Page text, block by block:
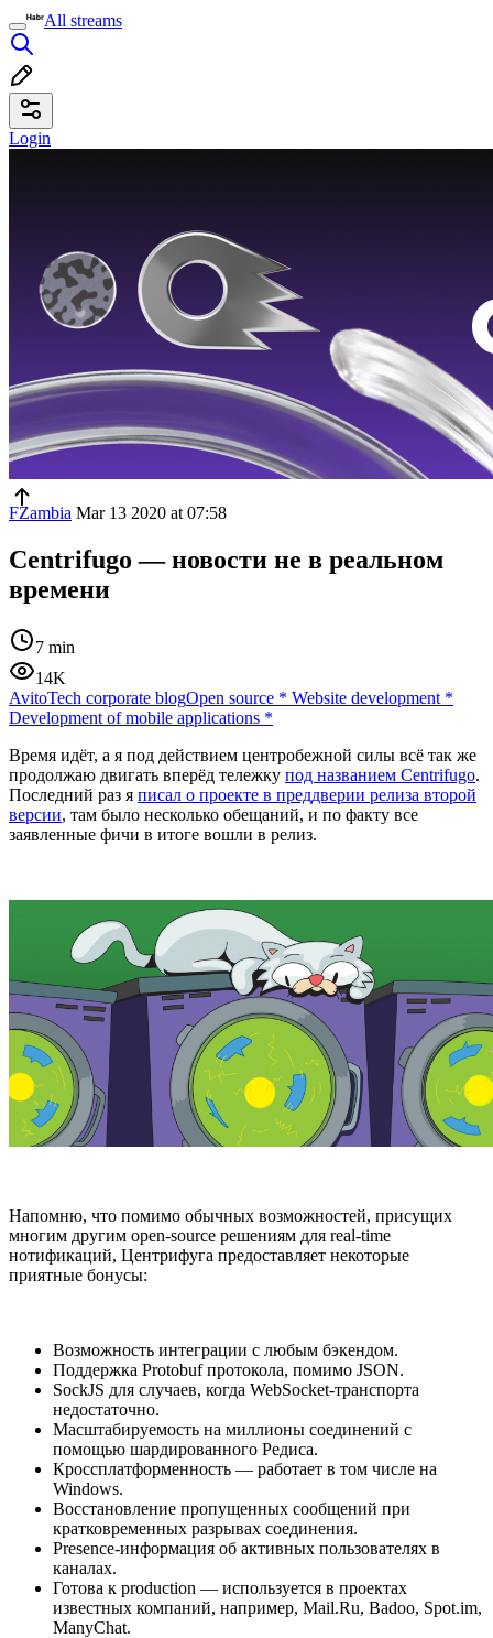
All streams
Login
FZambia Mar 13 2020 at 07:58
Centrifugo — новости не в реальном
времени
7 min
14K
AvitoTech corporate blogOpen source * Website development *
Development of mobile applications *
Время идёт, а я под действием центробежной силы всё так же
продолжаю двигать вперёд тележку под названием Centrifugo.
Последний раз я писал о проекте в преддверии релиза второй
версии, там было несколько обещаний, и по факту все
заявленные фичи в итоге вошли в релиз.
Напомню, что помимо обычных возможностей, присущих
многим другим open-source решениям для real-time
нотификаций, Центрифуга предоставляет некоторые
приятные бонусы:
Возможность интеграции с любым бэкендом.
Поддержка Protobuf протокола, помимо JSON.
SockJS для случаев, когда WebSocket-транспорта
недостаточно.
Масштабируемость на миллионы соединений с
помощью шардированного Редиса.
Кроссплатформенность — работает в том числе на
Windows.
Восстановление пропущенных сообщений при
кратковременных разрывах соединения.
Presence-информация об активных пользователях в
каналах.
Готова к production — используется в проектах
известных компаний, например, Mail.Ru, Badoo, Spot.im,
ManyChat.